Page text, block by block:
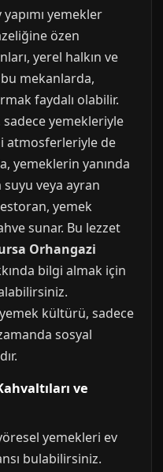
yemekler
özen
yerel halkın ve
mekanlarda,
faydalı olabilir.
yemekleriyle
atmosferleriyle de
yemeklerin yanında
suyu veya ayran
yemek
sunar. Bu lezzet
Orhangazi
bilgi almak için
kültürü, sadece
sosyal
ve
yemekleri ev
bulabilirsiniz.